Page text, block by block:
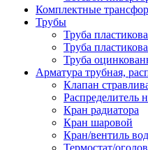
Комплектные
Трубы
Труба
Труба
Труба
Арматура трубная,
Клапан
Распределитель
Кран радиатора
Кран шаровой
Кран/вентиль
Термостат/